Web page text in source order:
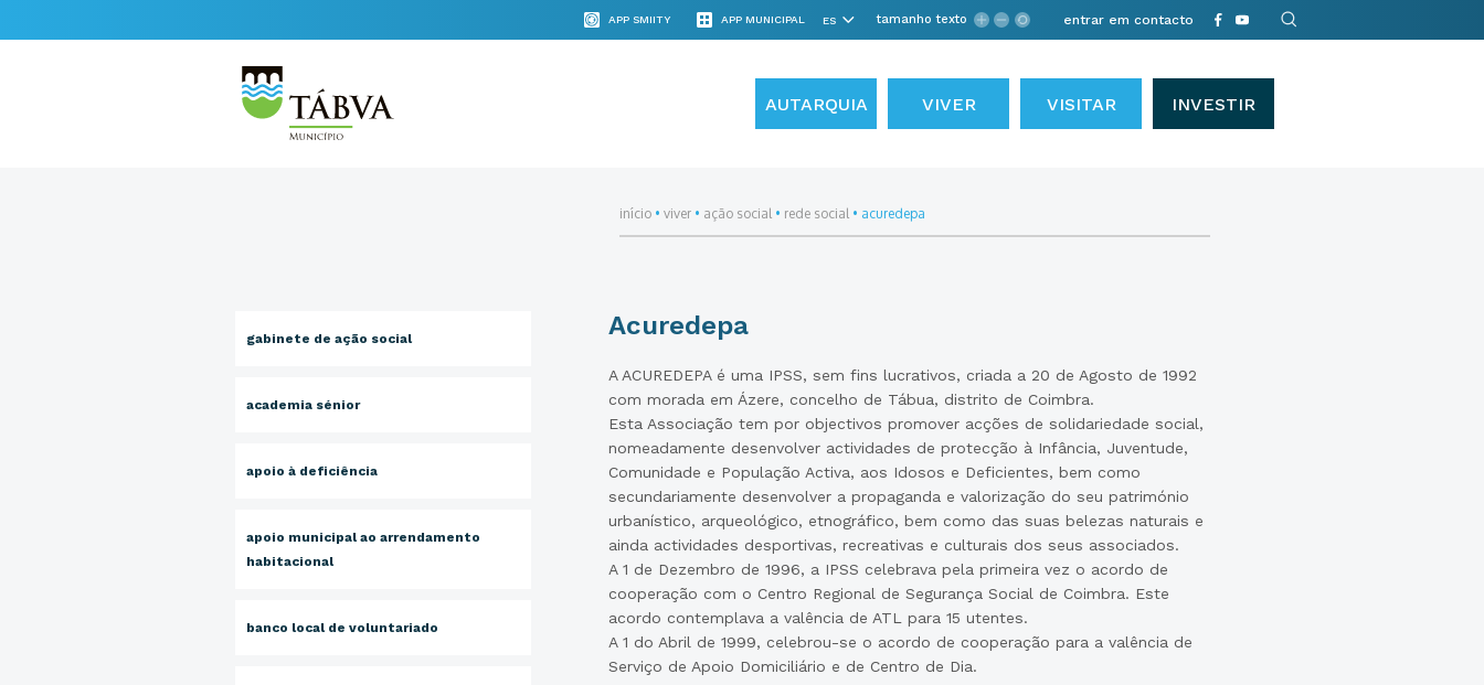
APP SMIITY APP MUNICIPAL tamanho texto entrar em contacto
AUTARQUIA VIVER VISITAR INVESTIR
gabinete de ação social
academia sénior
apoio à deficiência
apoio municipal ao arrendamento
habitacional
banco local de voluntariado
início•viver• ação social• rede social• acuredepa
Acuredepa
A ACUREDEPA é uma IPSS, sem fins lucrativos, criada a 20 de Agosto de 1992
com morada em Ázere, concelho de Tábua, distrito de Coimbra.
Esta Associação tem por objectivos promover acções de solidariedade social,
nomeadamente desenvolver actividades de protecção à Infância, Juventude,
Comunidade e População Activa, aos Idosos e Deficientes, bem como
secundariamente desenvolver a propaganda e valorização do seu património
urbanístico, arqueológico, etnográfico, bem como das suas belezas naturais e
ainda actividades desportivas, recreativas e culturais dos seus associados.
A 1 de Dezembro de 1996, a IPSS celebrava pela primeira vez o acordo de
cooperação com o Centro Regional de Segurança Social de Coimbra. Este
acordo contemplava a valência de ATL para 15 utentes.
A 1 do Abril de 1999, celebrou-se o acordo de cooperação para a valência de
Serviço de Apoio Domiciliário e de Centro de Dia.